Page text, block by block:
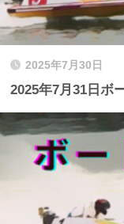
2025年7月30日
2025年7月31日ボ